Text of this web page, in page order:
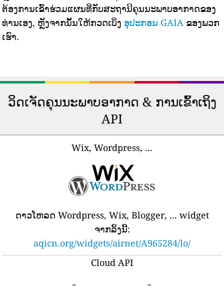
ຕ້ອງການເຂົ້າຮ່ວມແຜນທີ່ກັບສະຖານີຄຸນນະພາບອາກາດຂອງ
ທ່ານເອງ, ຫຼັງຈາກນັ້ນໃຫ້ກວດເບິ່ງ ອຸປະກອນ GAIA ຂອງພວກ
ເຮົາ.
ວິດເຈັດຄຸນນະພາບອາກາດ & ການເຂົ້າເຖິງ
API
Wix, Wordpress, ...
ດາວໂຫລດ Wordpress, Wix, Blogger, ... widget
ຈາກລິ້ງນີ້:
aqicn.org/widgets/airnet/A965284/lo/
Cloud API